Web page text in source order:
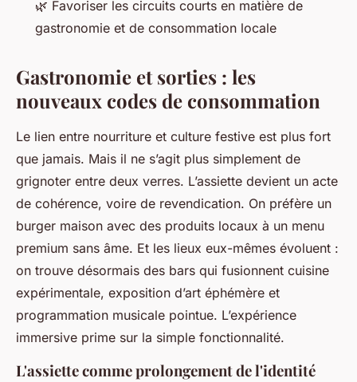
🌿 Favoriser les circuits courts en matière de
gastronomie et de consommation locale
Gastronomie et sorties : les
nouveaux codes de consommation
Le lien entre nourriture et culture festive est plus fort
que jamais. Mais il ne s’agit plus simplement de
grignoter entre deux verres. L’assiette devient un acte
de cohérence, voire de revendication. On préfère un
burger maison avec des produits locaux à un menu
premium sans âme. Et les lieux eux-mêmes évoluent :
on trouve désormais des bars qui fusionnent cuisine
expérimentale, exposition d’art éphémère et
programmation musicale pointue. L’expérience
immersive prime sur la simple fonctionnalité.
L'assiette comme prolongement de l'identité